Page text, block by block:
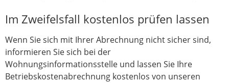
Im Zweifelsfall kostenlos prüfen lassen
Wenn Sie sich mit Ihrer Abrechnung nicht sicher sind,
informieren Sie sich bei der
Wohnungsinformationsstelle und lassen Sie Ihre
Betriebskostenabrechnung kostenlos von unseren